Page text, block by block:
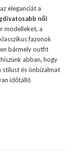
eleganciát a
női
modelleket, a
fazonok
bármely outfit
abban, hogy
stílust és önbizalmat
időtálló